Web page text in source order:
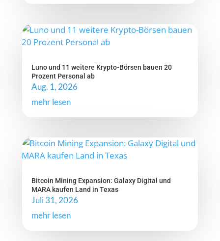
Luno und 11 weitere Krypto-Börsen bauen 20
Prozent Personal ab
Aug. 1, 2026
mehr lesen
Bitcoin Mining Expansion: Galaxy Digital und
MARA kaufen Land in Texas
Juli 31, 2026
mehr lesen